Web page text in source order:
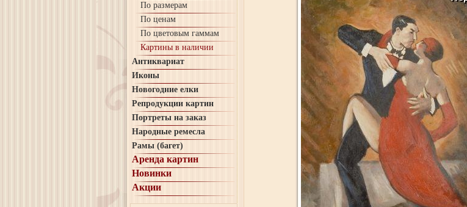
По размерам
По ценам
По цветовым гаммам
Картины в наличии
Антиквариат
Иконы
Новогодние елки
Репродукции картин
Портреты на заказ
Народные ремесла
Рамы (багет)
Аренда картин
Новинки
Акции